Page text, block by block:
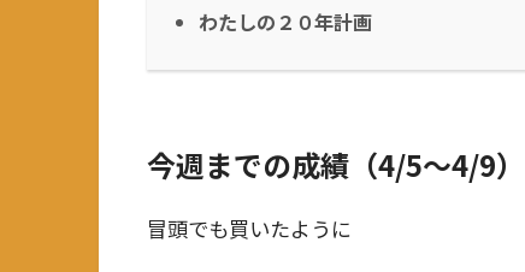
わたしの２０年計画
今週までの成績（4/5～4/9）
冒頭でも買いたように